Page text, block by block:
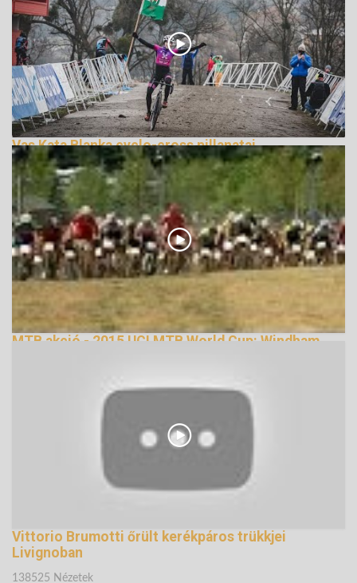
Vas Kata Blanka cyclo-cross pillanatai
276200 Nézetek
MTB akció - 2015 UCI MTB World Cup: Windham
Vittorio Brumotti őrült kerékpáros trükkjei
Livignoban
138525 Nézetek